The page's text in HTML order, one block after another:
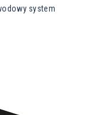
system